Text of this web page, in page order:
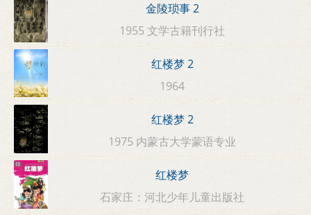
金陵琐事 2
1955 文学古籍刊行社
红楼梦 2
1964
红楼梦 2
1975 内蒙古大学蒙语专业
红楼梦
石家庄：河北少年儿童出版社